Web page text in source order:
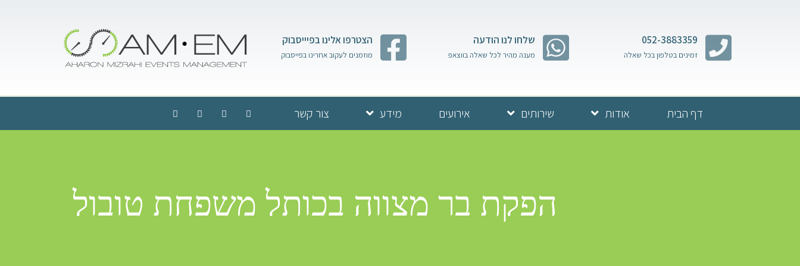
052-3883359
זמינים בטלפון בכל שאלה
שלחו לנו הודעה
מענה מהיר לכל שאלה בווצאפ
הצטרפו אלינו בפיייסבוק
מוזמנים לעקוב אחרינו בפייסבוק
דף הבית אודות שירותים אירועים מידע צור קשר
הפקת בר מצווה בכותל משפחת טובול